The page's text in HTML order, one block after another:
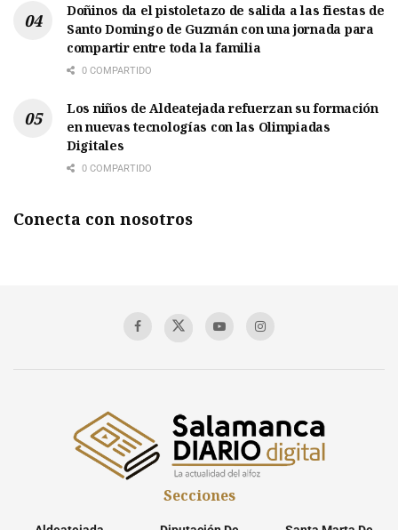
Doñinos da el pistoletazo de salida a las fiestas de
Santo Domingo de Guzmán con una jornada para
compartir entre toda la familia
0 COMPARTIDO
Los niños de Aldeatejada refuerzan su formación
en nuevas tecnologías con las Olimpiadas
Digitales
0 COMPARTIDO
Conecta con nosotros
Secciones